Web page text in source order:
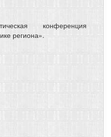
конференция
региона».